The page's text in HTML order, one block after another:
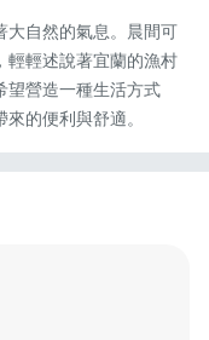
大自然的氣息。晨間可
輕輕述說著宜蘭的漁村
望營造一種生活方式
的便利與舒適。